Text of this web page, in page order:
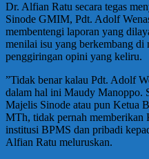
​Dr. Alfian Ratu secara tegas
Sinode GMIM, Pdt. Adolf
membentengi laporan yang
menilai isu yang berkembang di
penggiringan opini yang keliru.
​”Tidak benar kalau Pdt. Adolf
dalam hal ini Maudy Manoppo.
Majelis Sinode atau pun Ketua
MTh, tidak pernah memberikan
institusi BPMS dan pribadi
Alfian Ratu meluruskan.